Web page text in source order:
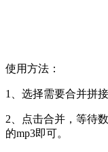
使用方法：
1、选择需要合并拼
2、点击合并，等待
的mp3即可。